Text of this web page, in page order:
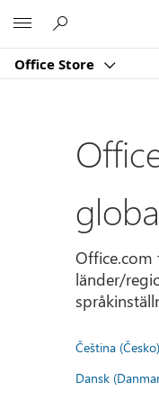
Office Store
Office.com
länder/
Čeština (Česko)
Dansk